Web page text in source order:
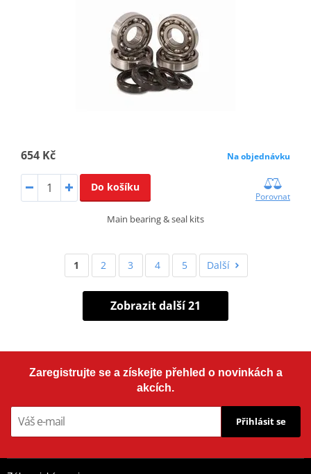
654 Kč Na objednávku
Do košíku
Porovnat
Main bearing & seal kits
1 2 3 4 5 Další
Zobrazit další 21
Zaregistrujte se a získejte přehled o novinkách a
akcích.
Přihlásit se